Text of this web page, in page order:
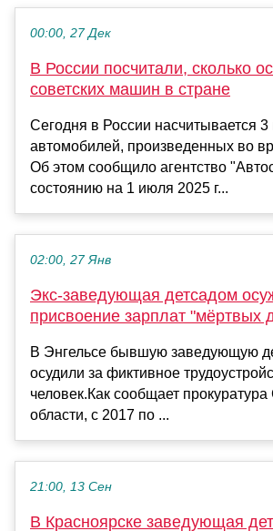
00:00, 27 Дек
В России посчитали, сколько
советских машин в стране
Сегодня в России насчитывается 3
автомобилей, произведенных во
Об этом сообщило агентство
состоянию на 1 июля 2025 г...
02:00, 27 Янв
Экс-заведующая детсадом
присвоение зарплат "мёртвых
В Энгельсе бывшую заведующую
осудили за фиктивное
человек.Как сообщает
области, с 2017 по ...
21:00, 13 Сен
В Красноярске заведующая